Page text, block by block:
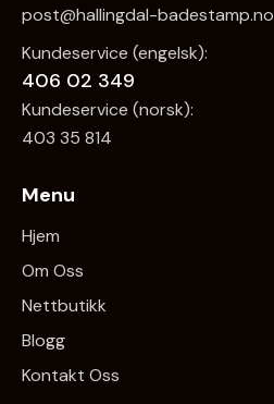
post@hallingdal-badestamp.no
Kundeservice (engelsk):
406 02 349
Kundeservice (norsk):
403 35 814
Menu
Hjem
Om Oss
Nettbutikk
Blogg
Kontakt Oss